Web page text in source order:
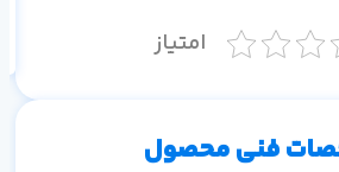
امتیاز
فنی محصول